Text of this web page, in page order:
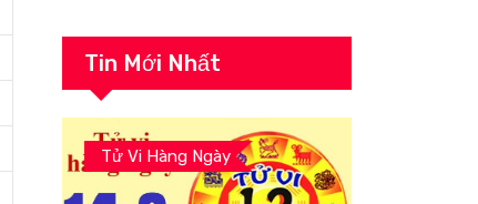
Tin Mới Nhất
Tử Vi Hàng Ngày